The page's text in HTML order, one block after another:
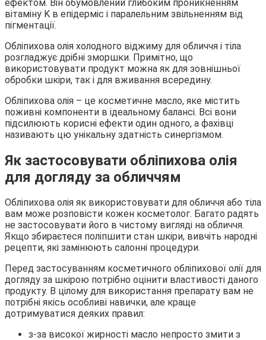
ефектом. Він обумовлений глибоким проникненням
вітаміну K в епідерміс і паралельним звільненням від
пігментації.
Обліпихова олія холодного віджиму для обличчя і тіла
розгладжує дрібні зморшки. Примітно, що
використовувати продукт можна як для зовнішньої
обробки шкіри, так і для вживання всередину.
Обліпихова олія – це косметичне масло, яке містить
поживні компоненти в ідеальному балансі. Всі вони
підсилюють корисні ефекти один одного, а фахівці
називають цю унікальну здатність синергізмом.
Як застосовувати обліпихова олія
для догляду за обличчям
Обліпихова олія як використовувати для обличчя або тіла
вам може розповісти кожен косметолог. Багато радять
не застосовувати його в чистому вигляді на обличчя.
Якщо збираєтеся поліпшити стан шкіри, вивчіть народні
рецепти, які замінюють салонні процедури.
Перед застосуванням косметичного обліпихової олії для
догляду за шкірою потрібно оцінити властивості даного
продукту. В цілому для використання препарату вам не
потрібні якісь особливі навички, але краще
дотримуватися деяких правил:
з-за високої жирності масло непросто змити з